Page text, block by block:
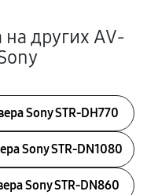
других AV-
Sony STR-DH770
Sony STR-DN1080
Sony STR-DN860